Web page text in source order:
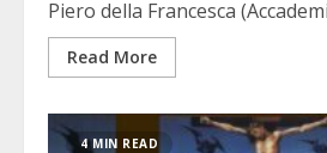
Piero della Francesca
Read More
4 MIN READ